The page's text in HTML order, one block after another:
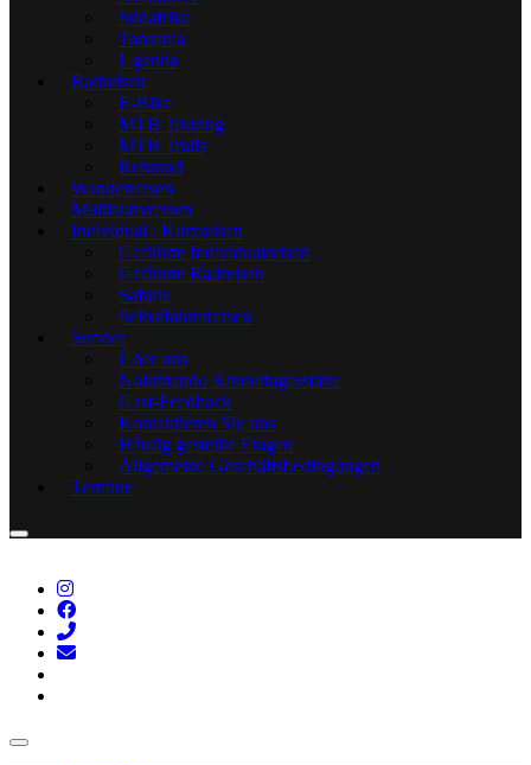
Südafrika
Tansania
Uganda
Radreisen
E-Bike
MTB Touring
MTB Trails
Rennrad
Wanderreisen
Multiaktivreisen
Individual / Kurzreisen
Geführte Individualreisen
Geführte Radreisen
Safaris
Selbstfahrerreisen
Service
Über uns
Noluthando Kindertagesstätte
Gast-Feedback
Kontaktieren Sie uns
Häufig gestellte Fragen
Allgemeine Geschäftsbedingungen
Termine